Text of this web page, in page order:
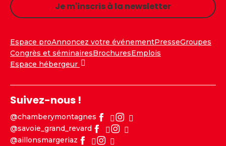
Je m'inscris à la newsletter
Espace proAnnoncez votre événementPresseGroupes
Congrès et séminairesBrochuresEmplois
Espace hébergeur
Suivez-nous !
@chamberymontagnes
@savoie_grand_revard
@aillonsmargeriaz